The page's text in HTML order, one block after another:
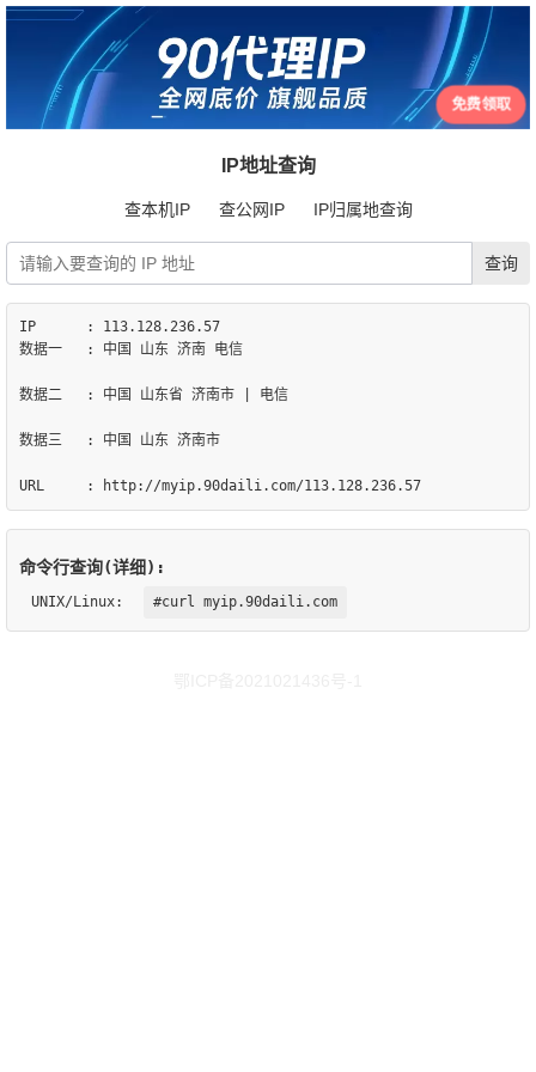
免费领取
IP地址查询
查本机IP 查公网IP IP归属地查询
IP	: 113.128.236.57
数据一	: 中国 山东 济南 电信
数据二	: 中国 山东省 济南市 | 电信
数据三	: 中国 山东 济南市
命令行查询(详细):
UNIX/Linux: #curl myip.90daili.com